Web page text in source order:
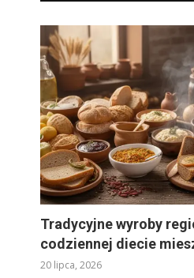
Tradycyjne wyroby
codziennej diecie
20 lipca, 2026